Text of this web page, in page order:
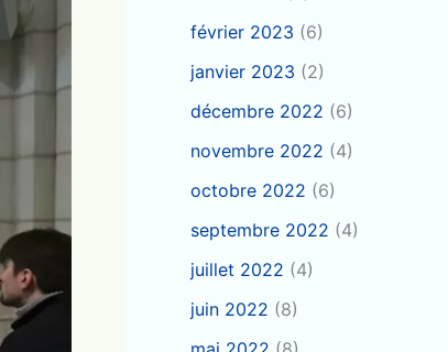
février 2023 (6)
janvier 2023 (2)
décembre 2022 (6)
novembre 2022 (4)
octobre 2022 (6)
septembre 2022 (4)
juillet 2022 (4)
juin 2022 (8)